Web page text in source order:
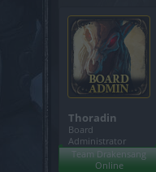
Thoradin
Board
Administrator
Team Drakensang
Online